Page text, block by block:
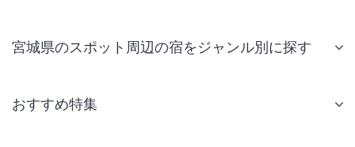
宮城県のスポット周辺の宿をジャンル別に探す
おすすめ特集